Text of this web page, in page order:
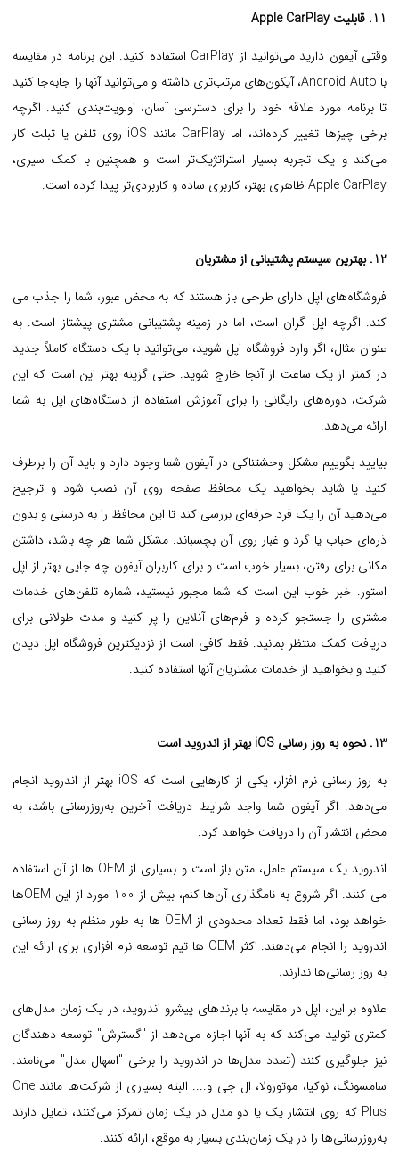
11. قابلیت Apple CarPlay
وقتی آیفون دارید می‌توانید از CarPlay استفاده کنید. این برنامه در مقایسه
با Android Auto، آیکون‌های مرتب‌تری داشته و می‌توانید آنها را جابه‌جا کنید
تا برنامه مورد علاقه خود را برای دسترسی آسان، اولویت‌بندی کنید. اگرچه
برخی چیزها تغییر کرده‌اند، اما CarPlay مانند iOS روی تلفن یا تبلت کار
می‌کند و یک تجربه بسیار استراتژیک‌تر است و همچنین با کمک سیری،
Apple CarPlay ظاهری بهتر، کاربری ساده و کاربردی‌تر پیدا کرده است.
12. بهترین سیستم پشتیبانی از مشتریان
فروشگاه‌های اپل دارای طرحی باز هستند که به محض عبور، شما را جذب می
کند. اگرچه اپل گران است، اما در زمینه پشتیبانی مشتری پیشتاز است. به
عنوان مثال، اگر وارد فروشگاه اپل شوید، می‌توانید با یک دستگاه کاملاً جدید
در کمتر از یک ساعت از آنجا خارج شوید. حتی گزینه بهتر این است که این
شرکت، دوره‌های رایگانی را برای آموزش استفاده از دستگاه‌های اپل به شما
ارائه می‌دهد.
بیایید بگوییم مشکل وحشتناکی در آیفون شما وجود دارد و باید آن را برطرف
کنید یا شاید بخواهید یک محافظ صفحه روی آن نصب شود و ترجیح
می‌دهید آن را یک فرد حرفه‌ای بررسی کند تا این محافظ را به درستی و بدون
ذره‌ای حباب یا گرد و غبار روی آن بچسباند. مشکل شما هر چه باشد، داشتن
مکانی برای رفتن، بسیار خوب است و برای کاربران آیفون چه جایی بهتر از اپل
استور. خبر خوب این است که شما مجبور نیستید، شماره تلفن‌های خدمات
مشتری را جستجو کرده و فرم‌های آنلاین را پر کنید و مدت طولانی برای
دریافت کمک منتظر بمانید. فقط کافی است از نزدیکترین فروشگاه اپل دیدن
کنید و بخواهید از خدمات مشتریان آنها استفاده کنید.
13. نحوه به روز رسانی iOS بهتر از اندروید است
به روز رسانی نرم افزار، یکی از کارهایی است که iOS بهتر از اندروید انجام
می‌‌دهد. اگر آیفون شما واجد شرایط دریافت آخرین به‌روزرسانی باشد، به
محض انتشار آن را دریافت خواهد کرد.
اندروید یک سیستم عامل، متن باز است و بسیاری از OEM ها از آن استفاده
می کنند. اگر شروع به نامگذاری آن‌ها کنم، بیش از 100 مورد از این OEMها
خواهد بود، اما فقط تعداد محدودی از OEM ها به طور منظم به روز رسانی
اندروید را انجام می‌دهند. اکثر OEM ها تیم توسعه نرم افزاری برای ارائه این
به روز رسانی‌ها ندارند.
علاوه بر این، اپل در مقایسه با برندهای پیشرو اندروید، در یک زمان مدل‌های
کمتری تولید می‌کند که به آنها اجازه می‌دهد از "گسترش" توسعه دهندگان
نیز جلوگیری کنند (تعدد مدل‌ها در اندروید را برخی "اسهال مدل" می‌نامند.
سامسونگ، نوکیا، موتورولا، ال جی و.... البته بسیاری از شرکت‌ها مانند One
Plus که روی انتشار یک یا دو مدل در یک زمان تمرکز می‌کنند، تمایل دارند
به‌روزرسانی‌ها را در یک زمان‌بندی بسیار به موقع، ارائه کنند.